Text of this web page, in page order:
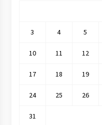
3 4 5
10 11 12
17 18 19
24 25 26
31